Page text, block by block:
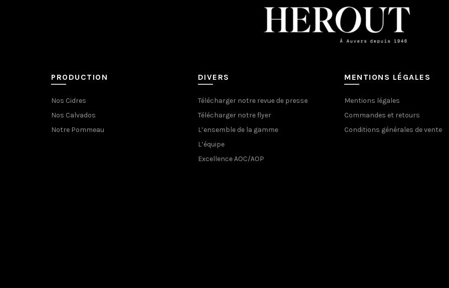
options
page
PRODUCTION
Nos Cidres
Nos Calvados
Notre Pommeau
DIVERS
Télécharger notre revue de presse
Télécharger notre flyer
L’ensemble de la gamme
L’équipe
Excellence AOC/AOP
MENTIONS LÉGALES
Mentions légales
Commandes et retours
Conditions générales de vente